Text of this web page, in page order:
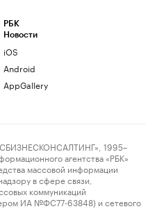
РБК
Новости
iOS
Android
AppGallery
1995–
агентства «РБК»
массовой информации
в сфере связи,
коммуникаций
ИА №ФС77-63848) и сетевого